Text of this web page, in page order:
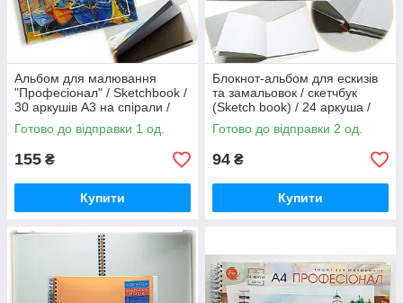
Альбом для малювання
"Професіонал" / Sketchbook /
30 аркушів A3 на спірали /
200г/м² ТМ Тетрада / №1
Готово до відправки 1 од.
155 ₴
Купити
Блокнот-альбом для ескизів
та замальовок / скетчбук
(Sketch book) / 24 аркуша /
200х200 / тверда обкладинка
/ №9581
Готово до відправки 2 од.
94 ₴
Купити